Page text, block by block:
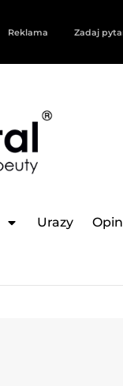
Reklama Zadaj
Urazy